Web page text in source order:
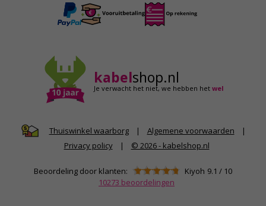
kabelshop.nl
Je verwacht het niet,we hebben hetwel
Thuiswinkel waarborg | Algemene voorwaarden
|
Privacy policy
| © 2026 - kabelshop.nl
Beoordeling door klanten: Kiyoh 9.1 / 10
10273 beoordelingen